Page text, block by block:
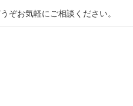
ぞお気軽にご相談ください。